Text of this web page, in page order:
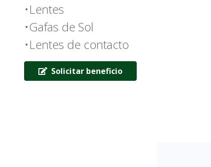
•Lentes
•Gafas de Sol
•Lentes de contacto
Solicitar beneficio